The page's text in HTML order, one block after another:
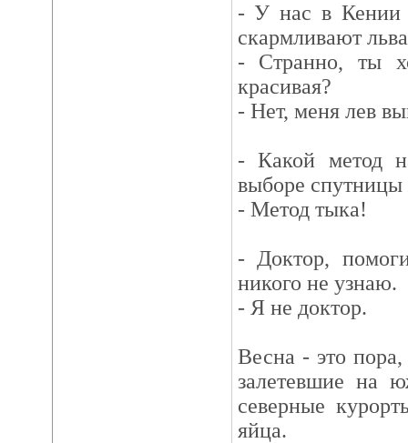
- У нас в Кении
скармливают
- Странно, ты
красивая?
- Нет, меня лев
- Какой метод
выборе
- Метод тыка!
- Доктор,
никого не узнаю.
- Я не доктор.
Весна - это
залетевшие на
северные
яйца.